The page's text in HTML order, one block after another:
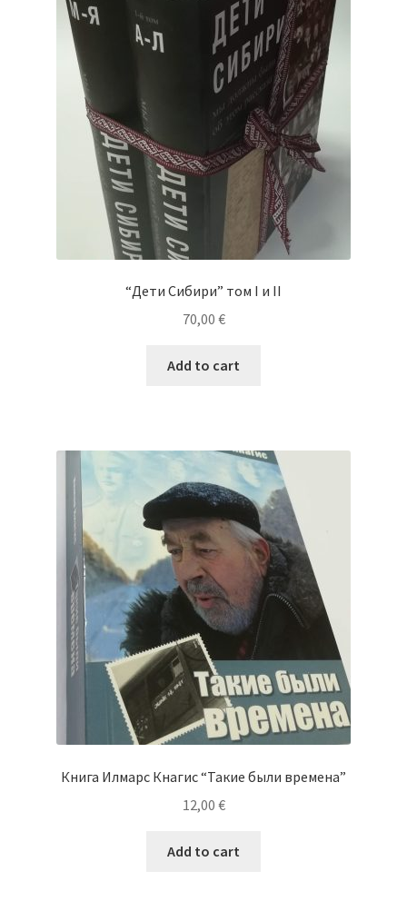
Checkout
My Account
“Дети Сибири” том I и II
70,00 €
Add to cart
Книга Илмарс Кнагис “Такие были времена”
12,00 €
Add to cart